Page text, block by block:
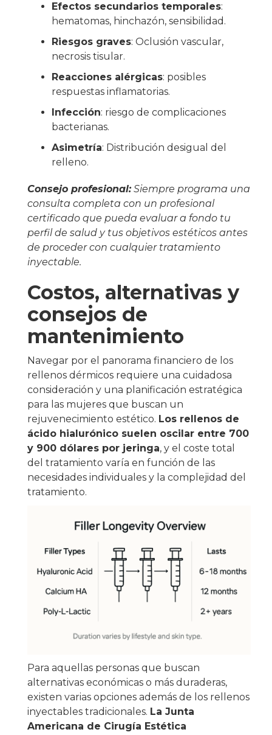
Efectos secundarios temporales:
hematomas, hinchazón, sensibilidad.
Riesgos graves: Oclusión vascular,
necrosis tisular.
Reacciones alérgicas: posibles
respuestas inflamatorias.
Infección: riesgo de complicaciones
bacterianas.
Asimetría: Distribución desigual del
relleno.
Consejo profesional: Siempre programa una
consulta completa con un profesional
certificado que pueda evaluar a fondo tu
perfil de salud y tus objetivos estéticos antes
de proceder con cualquier tratamiento
inyectable.
Costos, alternativas y
consejos de
mantenimiento
Navegar por el panorama financiero de los
rellenos dérmicos requiere una cuidadosa
consideración y una planificación estratégica
para las mujeres que buscan un
rejuvenecimiento estético. Los rellenos de
ácido hialurónico suelen oscilar entre 700
y 900 dólares por jeringa, y el coste total
del tratamiento varía en función de las
necesidades individuales y la complejidad del
tratamiento.
Para aquellas personas que buscan
alternativas económicas o más duraderas,
existen varias opciones además de los rellenos
inyectables tradicionales. La Junta
Americana de Cirugía Estética